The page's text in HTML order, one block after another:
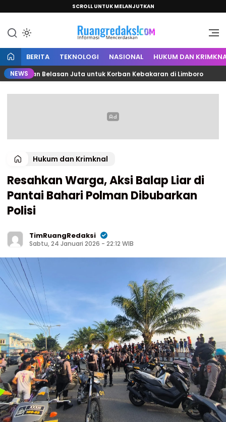
SCROLL UNTUK MELANJUTKAN
Ruang Redaksi
Informasi Mencerdaskan
BERITA TEKNOLOGI NASIONAL HUKUM DAN
NEWSBelasan Juta untuk Korban Kebakaran di Limboro
Hukum dan Krimknal
Resahkan Warga, Aksi Balap Liar di
Pantai Bahari Polman Dibubarkan
Polisi
TimRuangRedaksi
Sabtu, 24 Januari 2026 - 22:12 WIB